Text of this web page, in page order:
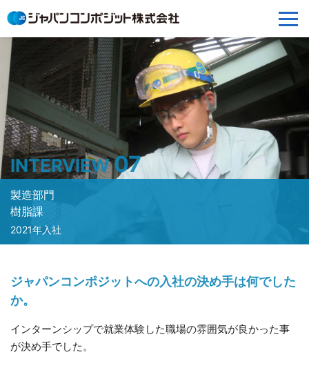
INTERVIEW07
製造部門
樹脂課
2021年入社
ジャパンコンポジットへの入社の決め手は何でした
か。
インターンシップで就業体験した職場の雰囲気が良かった事
が決め手でした。